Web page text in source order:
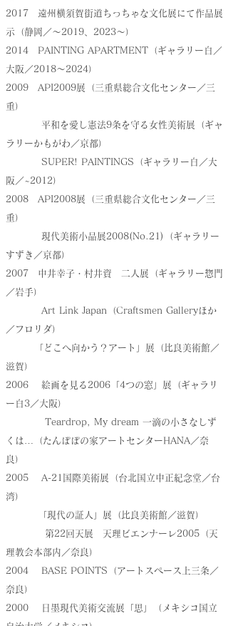
2017 遠州横須賀街道ちっちゃな文化展にて作品展
示（静岡／～2019、2023～）
2014 PAINTING APARTMENT（ギャラリー白／
大阪／2018～2024）
2009 API2009展（三重県総合文化センター／三
重）
平和を愛し憲法9条を守る女性美術展（ギャ
ラリーかもがわ／京都）
SUPER! PAINTINGS（ギャラリー白／大
阪／~2012）
2008 API2008展（三重県総合文化センター／三
重）
現代美術小品展2008(No.21)（ギャラリー
すずき／京都）
2007 中井幸子・村井資 二人展（ギャラリー惣門
／岩手）
Art Link Japan（Craftsmen Galleryほか
／フロリダ）
「どこへ向かう？アート」展（比良美術館／
滋賀）
2006 絵画を見る2006「4つの窓」展（ギャラリ
ー白3／大阪）
Teardrop, My dream 一滴の小さなしず
くは…（たんぽぽの家アートセンターHANA／奈
良）
2005 A-21国際美術展（台北国立中正紀念堂／台
湾）
「現代の証人」展（比良美術館／滋賀）
第22回天展 天理ビエンナーレ2005（天
理教会本部内／奈良）
2004 BASE POINTS（アートスペース上三条／
奈良）
2000 日墨現代美術交流展「思」（メキシコ国立